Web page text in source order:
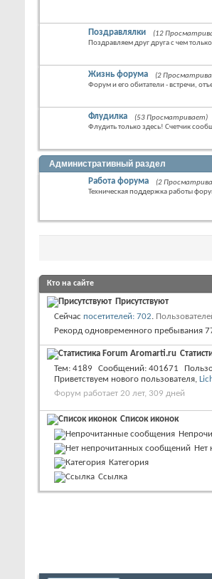
Поздравлялки
(12
Поздравляем друг друга с чем
Жизнь форума
(2
Форум и его обитатели - встречи,
Флудилка
(53 Просматривает)
Флудить только здесь! Счетчик
Административный раздел
Работа форума
(2
Техническая поддержка работы
Кто на сайте
Присутствуют
Сейчас посетителей: 702.
Рекорд одновременного пребывания
Тем 4189 Сообщений 401671
Приветствуем нового пользователя,
Форум работает 20 лет, 309 дней
Список иконок
Нет
Категория
Ссылка